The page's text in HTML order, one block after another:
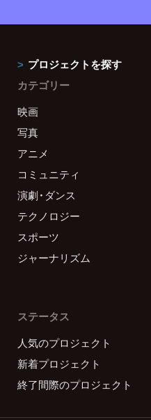
プロジェクトを探す
カテゴリー
映画
写真
アニメ
コミュニティ
演劇・ダンス
テクノロジー
スポーツ
ジャーナリズム
ステータス
人気のプロジェクト
新着プロジェクト
終了間際のプロジェクト